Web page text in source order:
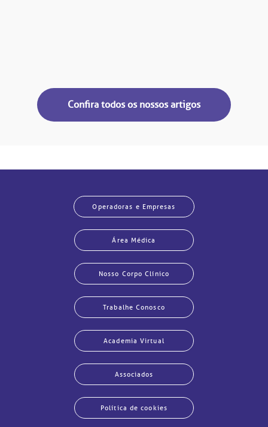
Confira todos os nossos artigos
Operadoras e Empresas
Área Médica
Nosso Corpo Clínico
Trabalhe Conosco
Academia Virtual
Associados
Política de cookies